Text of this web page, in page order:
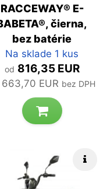
RACCEWAY® E-
čierna,
bez batérie
Na sklade 1 kus
od 816,35 EUR
663,70 EUR bez DPH